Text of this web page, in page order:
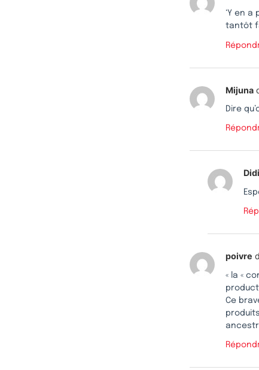
‘Y en
tantôt
Mijuna
Dire
poivre
« la «
Ce